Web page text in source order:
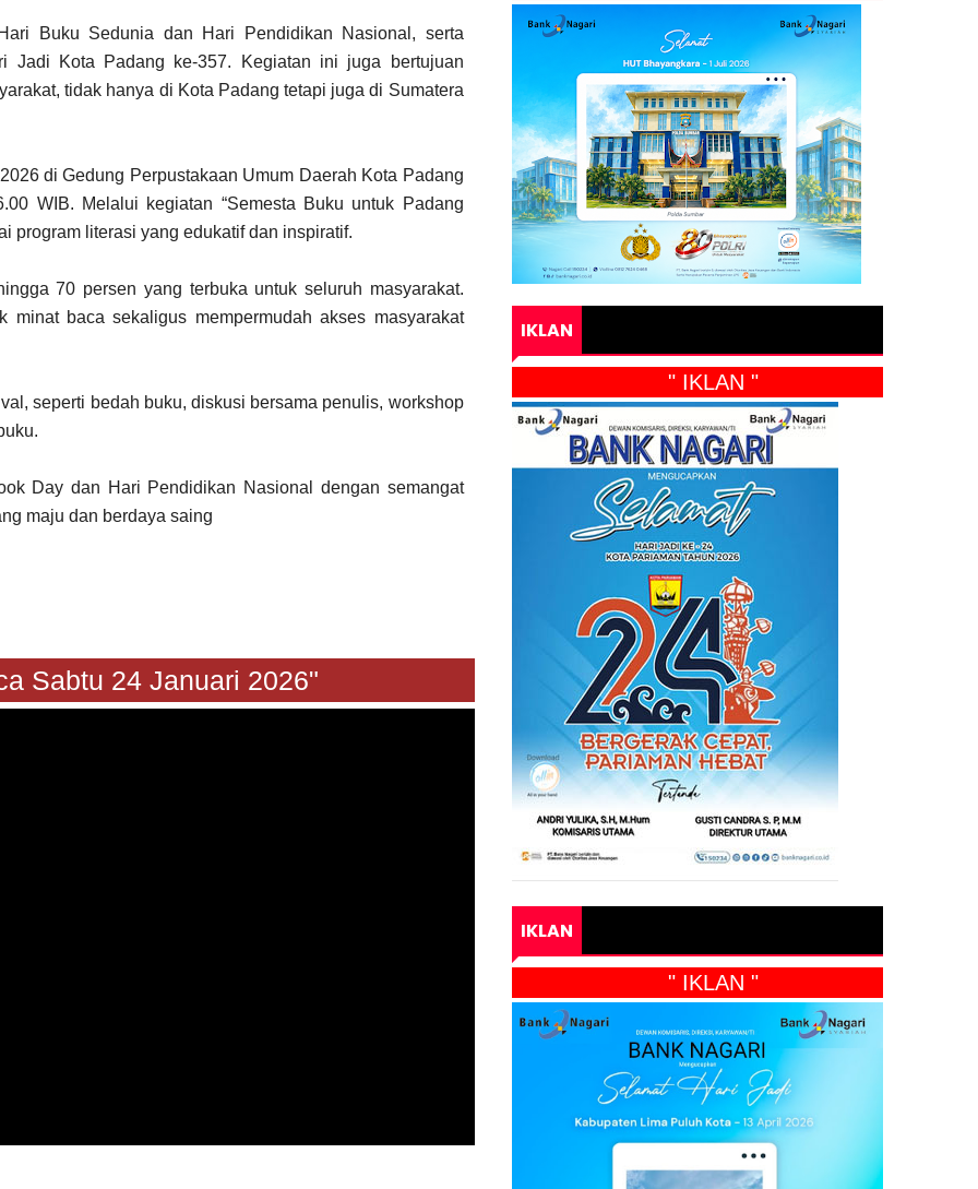
Buku Sedunia dan Hari Pendidikan Nasional, serta
Jadi Kota Padang ke-357. Kegiatan ini juga bertujuan
tidak hanya di Kota Padang tetapi juga di Sumatera
di Gedung Perpustakaan Umum Daerah Kota Padang
WIB. Melalui kegiatan “Semesta Buku untuk Padang
program literasi yang edukatif dan inspiratif.
70 persen yang terbuka untuk seluruh masyarakat.
baca sekaligus mempermudah akses masyarakat
seperti bedah buku, diskusi bersama penulis, workshop
Day dan Hari Pendidikan Nasional dengan semangat
maju dan berdaya saing
24 Januari 2026"
IKLAN
" IKLAN "
IKLAN
" IKLAN "